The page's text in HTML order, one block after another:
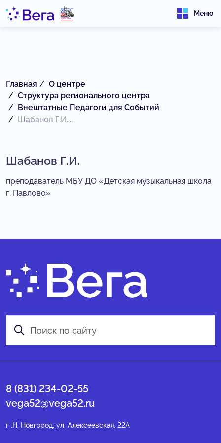
Меню
Главная
О центре
Структура регионального центра
Внештатные Педагоги для Событий
Шабанов Г.И....
Шабанов Г.И.
преподаватель МБУ ДО «Детская музыкальная школа
г. Павлово»
8 (831) 234-02-55
vega52@vega52.ru
г .Н. Новгород, ул. Алексеевская, 22А